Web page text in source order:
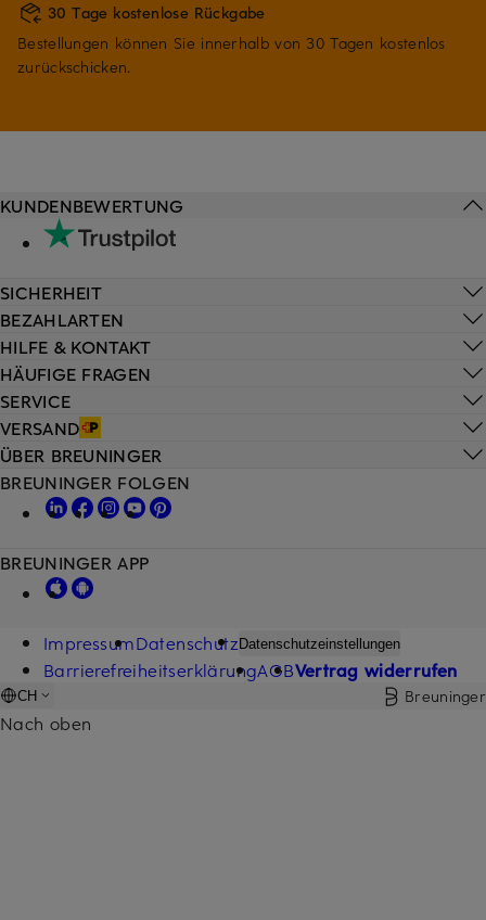
30 Tage kostenlose Rückgabe
Bestellungen können Sie innerhalb von 30 Tagen kostenlos
zurückschicken.
HILFE & KONTAKT
HÄUFIGE FRAGEN
SERVICE
VERSAND
KUNDENBEWERTUNG
SICHERHEIT
BEZAHLARTEN
ÜBER BREUNINGER
BREUNINGER FOLGEN
BREUNINGER APP
ImpressumDatenschutzDatenschutzeinstellungen
BarrierefreiheitserklärungAGBVertrag widerrufen
CH Breuninger
Nach oben